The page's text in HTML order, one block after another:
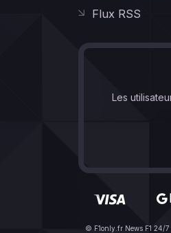
Flux RSS
Les
© F1only.fr News F1 24/